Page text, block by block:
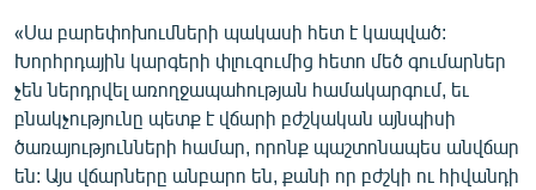
«Սա բարեփոխումների պակասի հետ է կապված:
Խորհրդային կարգերի փլուզումից հետո մեծ գումարներ
չեն ներդրվել առողջապահության համակարգում, եւ
բնակչությունը պետք է վճարի բժշկական այնպիսի
ծառայությունների համար, որոնք պաշտոնապես անվճար
են: Այս վճարները անբարո են, քանի որ բժշկի ու հիվանդի